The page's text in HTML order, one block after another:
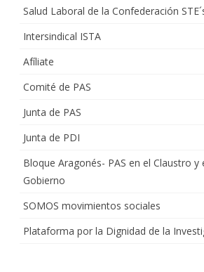
Salud Laboral de la Confederación
Intersindical ISTA
Afíliate
Comité de PAS
Junta de PAS
Junta de PDI
Bloque Aragonés- PAS en el Claustro y
Gobierno
SOMOS movimientos sociales
Plataforma por la Dignidad de la